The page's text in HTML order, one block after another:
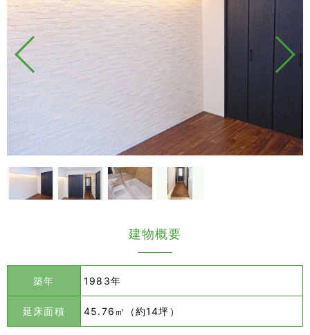
建物概要
築年 1983年
延床面積 45.76㎡（約14坪）